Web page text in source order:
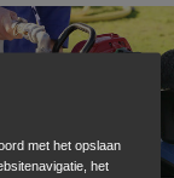
met het opslaan
het